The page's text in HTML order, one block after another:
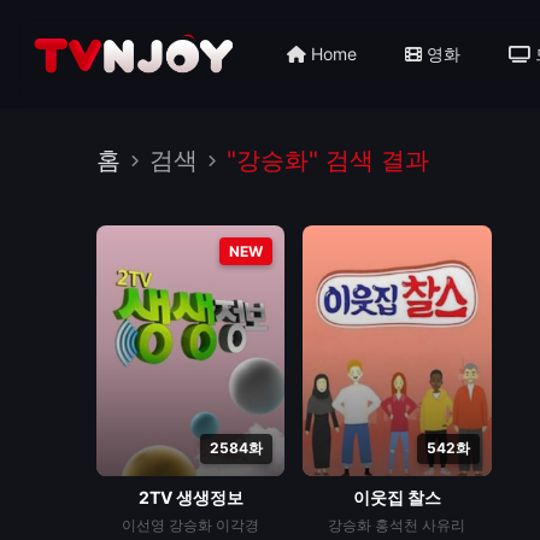
Home 영화
홈 검색 "강승화" 검색 결과
NEW
2584화
2TV 생생정보
이선영 강승화 이각경
542화
이웃집 찰스
강승화 홍석천 사유리